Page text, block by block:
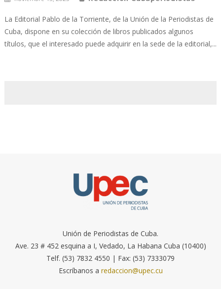
La Editorial Pablo de la Torriente, de la Unión de la Periodistas de
Cuba, dispone en su colección de libros publicados algunos
títulos, que el interesado puede adquirir en la sede de la editorial,...
Unión de Periodistas de Cuba.
Ave. 23 # 452 esquina a I, Vedado, La Habana Cuba (10400)
Telf. (53) 7832 4550 | Fax: (53) 7333079
Escríbanos a redaccion@upec.cu